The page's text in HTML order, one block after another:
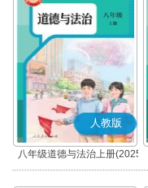
人教版
八年级道德与法治上册(2025
秋版)(部编版)